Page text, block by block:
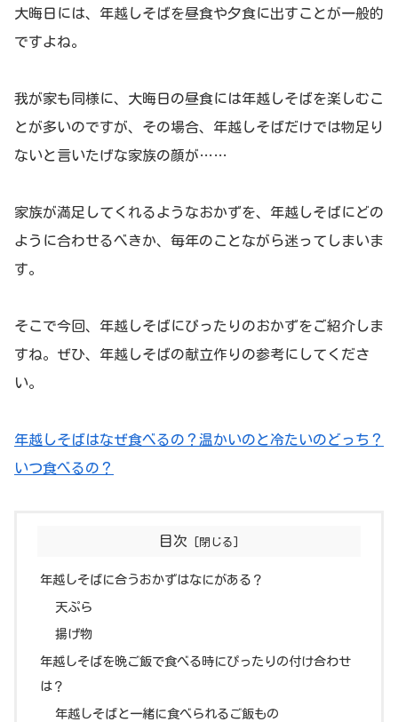
大晦日には、年越しそばを昼食や夕食に出すことが一般的
ですよね。
我が家も同様に、大晦日の昼食には年越しそばを楽しむこ
とが多いのですが、その場合、年越しそばだけでは物足り
ないと言いたげな家族の顔が……
家族が満足してくれるようなおかずを、年越しそばにどの
ように合わせるべきか、毎年のことながら迷ってしまいま
す。
そこで今回、年越しそばにぴったりのおかずをご紹介しま
すね。ぜひ、年越しそばの献立作りの参考にしてくださ
い。
年越しそばはなぜ食べるの？温かいのと冷たいのどっち？
いつ食べるの？
目次
年越しそばに合うおかずはなにがある？
天ぷら
揚げ物
年越しそばを晩ご飯で食べる時にぴったりの付け合わせ
は？
年越しそばと一緒に食べられるご飯もの